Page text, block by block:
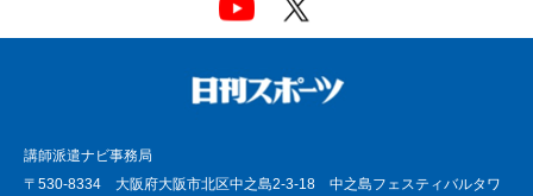
講師派遣ナビ事務局
〒530-8334 大阪府大阪市北区中之島2-3-18 中之島フェスティバルタワ